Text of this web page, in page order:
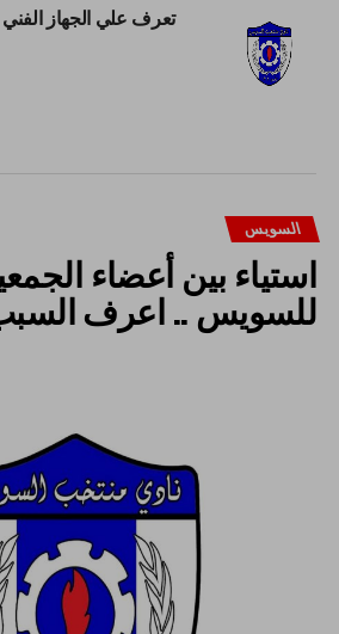
تعرف علي الجهاز
السويس
استياء بين أعضاء
للسويس .. اعرف